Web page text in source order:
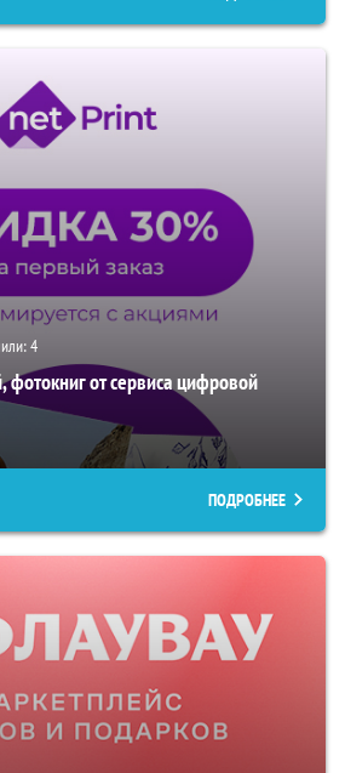
4
фотокниг от сервиса цифровой
ПОДРОБНЕЕ